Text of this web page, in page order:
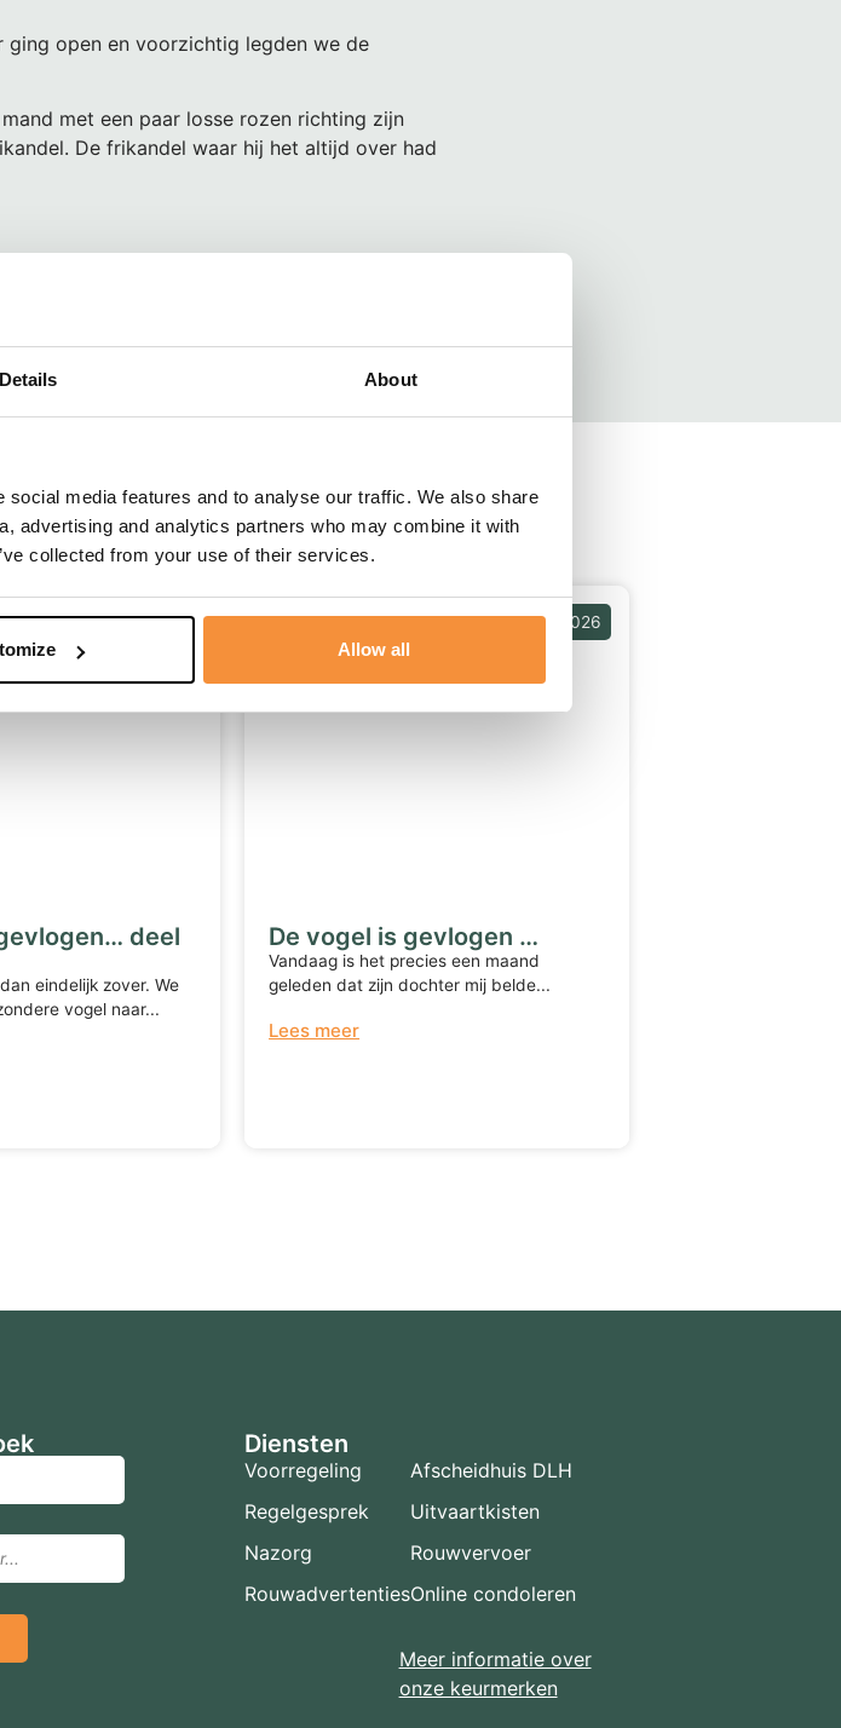
Details About
media features and to analyse our traffic. We also share
advertising and analytics partners who may combine it with
collected from your use of their services.
Allow all
ging open en voorzichtig legden we de
met een paar losse rozen richting zijn
De frikandel waar hij het altijd over had
16 juni, 2026
deel
eindelijk zover. We
vogel naar...
14 juni, 2026
Blogs
De vogel is gevlogen …
Vandaag is het precies een maand
geleden dat zijn dochter mij belde...
Lees meer
Diensten
Voorregeling
Regelgesprek
Nazorg
Rouwadvertenties
Afscheidhuis DLH
Uitvaartkisten
Rouwvervoer
Online condoleren
Meer informatie over
onze keurmerken